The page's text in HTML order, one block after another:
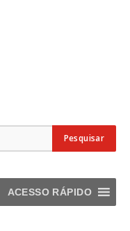
ACESSO RÁPIDO